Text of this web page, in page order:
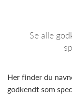
Se alle
Her finder du
godkendt som